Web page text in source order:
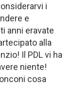
i
e
anni eravate
alla
Il PDL vi ha
niente!
cosa